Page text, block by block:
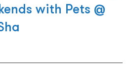
with Pets @